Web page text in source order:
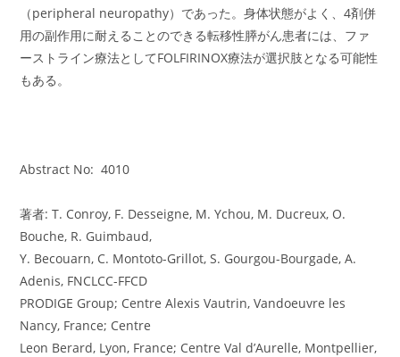
（peripheral neuropathy）であった。身体状態がよく、4剤併
用の副作用に耐えることのできる転移性膵がん患者には、ファ
ーストライン療法としてFOLFIRINOX療法が選択肢となる可能性
もある。
Abstract No: 4010
著者: T. Conroy, F. Desseigne, M. Ychou, M. Ducreux, O.
Bouche, R. Guimbaud,
Y. Becouarn, C. Montoto-Grillot, S. Gourgou-Bourgade, A.
Adenis, FNCLCC-FFCD
PRODIGE Group; Centre Alexis Vautrin, Vandoeuvre les
Nancy, France; Centre
Leon Berard, Lyon, France; Centre Val d’Aurelle, Montpellier,